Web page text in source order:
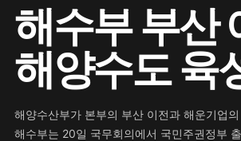
해수부 부산
해양수도 육
해양수산부가 본부의 부산 이전과 해운기업
해수부는 20일 국무회의에서 국민주권정부